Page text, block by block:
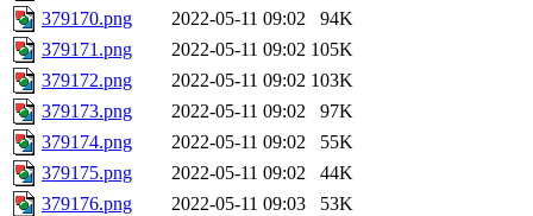
379170.png
2022-05-11 09:02
94K
379171.png
2022-05-11 09:02 105K
379172.png
2022-05-11 09:02 103K
379173.png
2022-05-11 09:02
97K
379174.png
2022-05-11 09:02
55K
379175.png
2022-05-11 09:02
44K
379176.png
2022-05-11 09:03
53K